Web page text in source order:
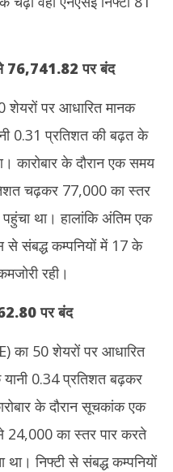
शेयर बाजार, सेंसेक्स 77000 के
76,741.82 पर बंद
शेयरों पर आधारित मानक
0.31 प्रतिशत की बढ़त के
के दौरान एक समय
चढ़कर 77,000 का स्तर
था। हालांकि अंतिम एक
संबद्ध कम्पनियों में 17 के
रही।
पर बंद
का 50 शेयरों पर आधारित
0.34 प्रतिशत बढ़कर
के दौरान सूचकांक एक
का स्तर पार करते
निफ्टी से संबद्ध कम्पनियों